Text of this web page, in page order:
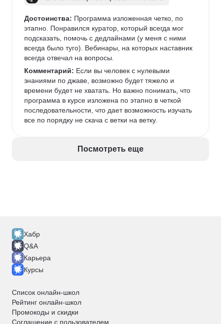
Достоинства: Программа изложенная четко, по
этапно. Понравился куратор, который всегда мог
подсказать, помочь с дедлайнами (у меня с ними
всегда было туго). Вебинары, на которых наставник
всегда отвечал на вопросы.
Комментарий: Если вы человек с нулевыми
знаниями по джаве, возможно будет тяжело и
времени будет не хватать. Но важно понимать, что
программа в курсе изложена по этапно в четкой
последовательности, что дает возможность изучать
все по порядку не скача с ветки на ветку.
Посмотреть еще
Хабр
Q&A
Карьера
Курсы
Список онлайн-школ
Рейтинг онлайн-школ
Промокоды и скидки
Соглашение с пользователем